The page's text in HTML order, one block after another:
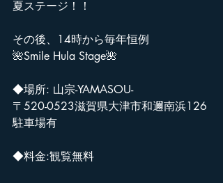
夏ステージ！！
その後、14時から毎年恒例
🌺Smile Hula Stage🌺
◆場所: 山宗-YAMASOU-
〒520-0523滋賀県大津市和邇南浜126
駐車場有
◆料金:観覧無料